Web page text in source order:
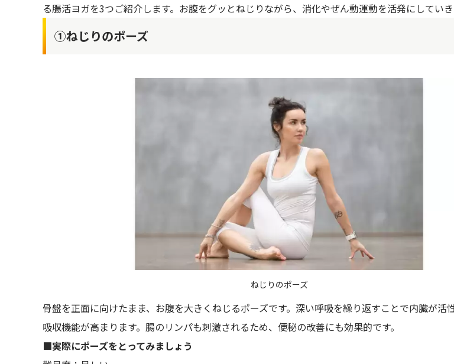
る腸活ヨガを3つご紹介します。お腹をグッとねじりながら、消化やぜん動運動を活発にしていき
①ねじりのポーズ
ねじりのポーズ
骨盤を正面に向けたまま、お腹を大きくねじるポーズです。深い呼吸を繰り返すことで内臓が活
吸収機能が高まります。腸のリンパも刺激されるため、便秘の改善にも効果的です。
■実際にポーズをとってみましょう